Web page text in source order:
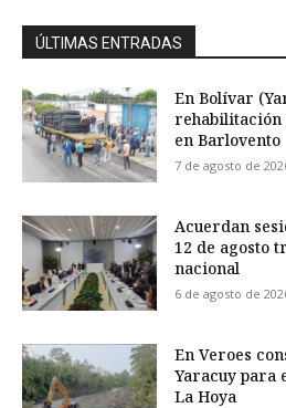
ÚLTIMAS ENTRADAS
En Bolívar
rehabilitación
en Barlovento
7 de agosto de
Acuerdan
12 de agosto
nacional
6 de agosto de
En Veroes
Yaracuy para
La Hoya